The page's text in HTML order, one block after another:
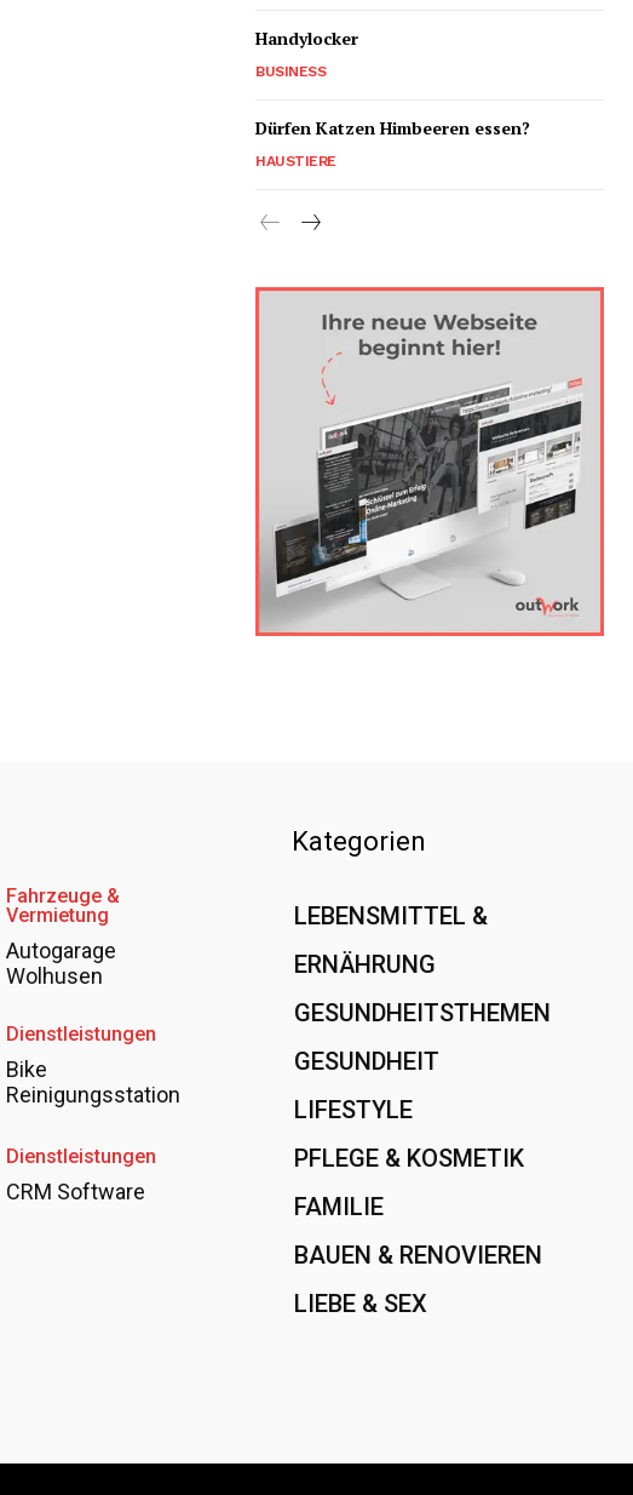
Handylocker
BUSINESS
Dürfen Katzen Himbeeren essen?
HAUSTIERE
Fahrzeuge &
Vermietung
Autogarage
Wolhusen
Dienstleistungen
Bike
Reinigungsstation
Dienstleistungen
CRM Software
Kategorien
LEBENSMITTEL &
ERNÄHRUNG
GESUNDHEITSTHEMEN
GESUNDHEIT
LIFESTYLE
PFLEGE & KOSMETIK
FAMILIE
BAUEN & RENOVIEREN
LIEBE & SEX